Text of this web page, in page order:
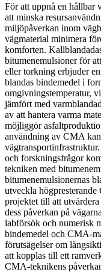
För att uppnå en hållbar
att minska
miljöpåverkan inom
vägmaterial minimera
komforten.
bitumenemulsioner för
eller torkning erbjuder
blandas bindemedel i
omgivningstemperatur,
jämfört med
av att hantera varma
möjliggör
användning av CMA
och forskningsfrågor
tekniken med
bitumenemulsionernas
utveckla
projektet till att
dess påverkan på
labförsök och numerisk
bindemedel och CMA-
förutsägelser om
att kopplas till ett
CMA-teknikens